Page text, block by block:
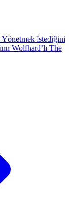
İstediğini
Wolfhard’lı The